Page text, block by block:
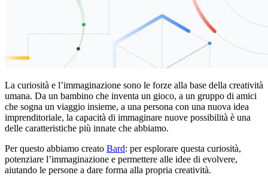
La curiosità e l’immaginazione sono le forze alla base della creatività
umana. Da un bambino che inventa un gioco, a un gruppo di amici
che sogna un viaggio insieme, a una persona con una nuova idea
imprenditoriale, la capacità di immaginare nuove possibilità è una
delle caratteristiche più innate che abbiamo.
Per questo abbiamo creato Bard: per esplorare questa curiosità,
potenziare l’immaginazione e permettere alle idee di evolvere,
aiutando le persone a dare forma alla propria creatività.